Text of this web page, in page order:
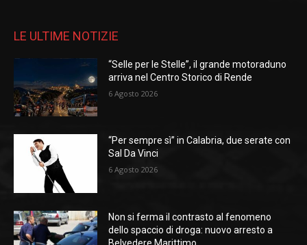
LE ULTIME NOTIZIE
“Selle per le Stelle”, il grande motoraduno
arriva nel Centro Storico di Rende
6 Agosto 2026
“Per sempre sì” in Calabria, due serate con
Sal Da Vinci
6 Agosto 2026
Non si ferma il contrasto al fenomeno
dello spaccio di droga: nuovo arresto a